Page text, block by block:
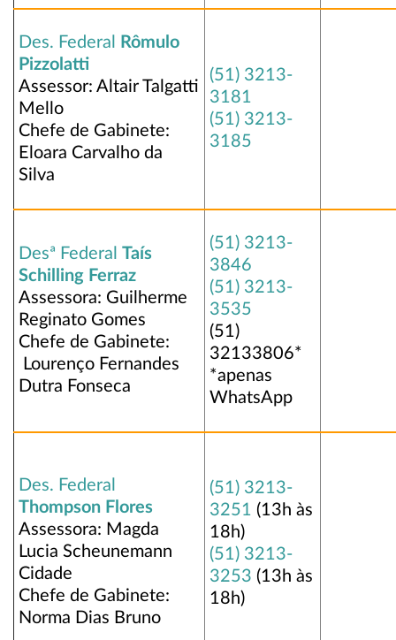
Des. Federal
Rômulo
Pizzolatti
Assessor: Altair Talgatti
Mello
Chefe de Gabinete:
Eloara Carvalho da
Silva
(51) 3213-
3181
(51) 3213-
3185
Desª Federal Taís
Schilling Ferraz
Assessora: Guilherme
Reginato Gomes
Chefe de Gabinete:
Lourenço Fernandes
Dutra Fonseca
(51) 3213-
3846
(51) 3213-
3535
(51)
32133806*
*apenas
WhatsApp
Des. Federal
Thompson Flores
Assessora: Magda
Lucia Scheunemann
Cidade
Chefe de Gabinete:
Norma Dias Bruno
(51) 3213-
3251 (13h às
18h)
(51) 3213-
3253 (13h às
18h)